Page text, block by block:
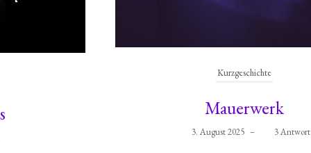
Kurzgeschichte
Mauerwerk
3. August 2025 – 3 Antwort